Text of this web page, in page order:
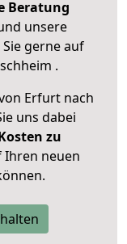
Beratung
unsere
gerne auf
.
Erfurt nach
uns dabei
zu
Ihren neuen